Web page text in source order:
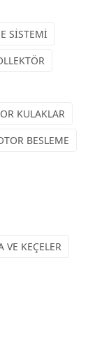
SİSTEMİ
KULAKLAR
BESLEME
VE KEÇELER